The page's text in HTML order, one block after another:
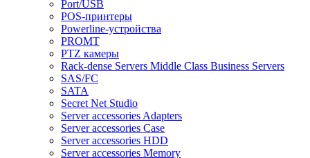
Port/USB
POS-принтеры
Powerline-устройства
PROMT
PTZ камеры
Rack-dense Servers Middle Class Business Servers
SAS/FC
SATA
Secret Net Studio
Server accessories Adapters
Server accessories Case
Server accessories HDD
Server accessories Memory